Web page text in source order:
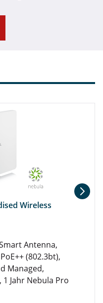
Wireless
Antenna,
(802.3bt),
Managed,
Jahr Nebula Pro